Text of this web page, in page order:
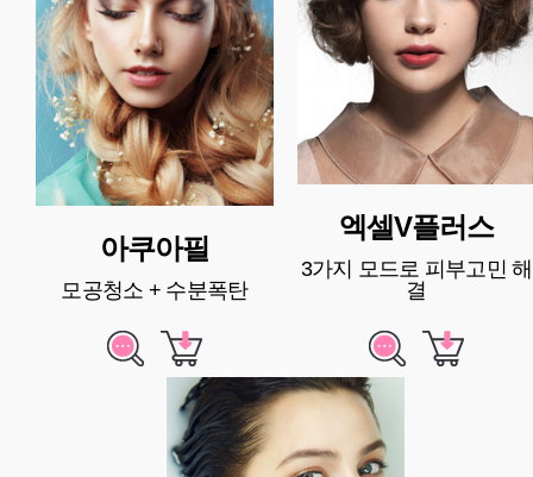
아쿠아필
모공청소 + 수분폭탄
엑셀V플러스
3가지 모드로 피부고민 해
결